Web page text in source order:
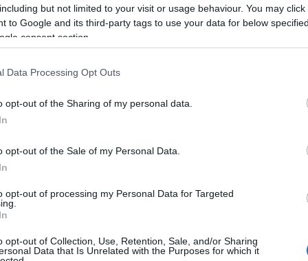
but not limited to your visit or usage behaviour. You may
to Google and its third-party tags to use your data for below
consent section.
Data Processing Opt Outs
opt-out of the Sharing of my personal data.
opt-out of the Sale of my Personal Data.
opt-out of processing my Personal Data for Targeted
opt-out of Collection, Use, Retention, Sale, and/or Sharing
Data that Is Unrelated with the Purposes for which it
αρμόδιους φορείς λειτουργίας και
Tweet Send
μας στοGoogle News